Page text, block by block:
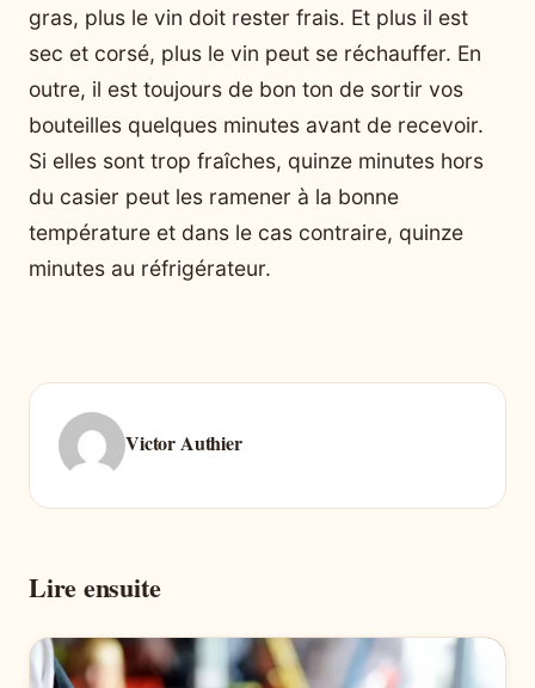
gras, plus le vin doit rester frais. Et plus il est
sec et corsé, plus le vin peut se réchauffer. En
outre, il est toujours de bon ton de sortir vos
bouteilles quelques minutes avant de recevoir.
Si elles sont trop fraîches, quinze minutes hors
du casier peut les ramener à la bonne
température et dans le cas contraire, quinze
minutes au réfrigérateur.
Victor Authier
Lire ensuite